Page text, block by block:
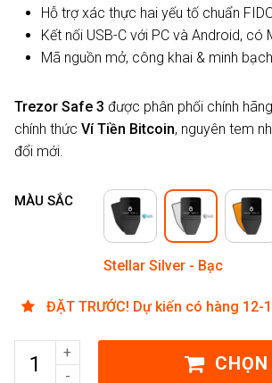
Hỗ trợ xác thực hai yếu tố chuẩn
Kết nối USB-C với PC và Android, có
Mã nguồn mở, công khai & minh bạch.
Trezor Safe 3 được phân phối chính
chính thức Ví Tiền Bitcoin, nguyên tem
đổi mới.
MÀU SẮC
Stellar Silver - Bạc
ĐẶT TRƯỚC! Dự kiến có hàng 12-
lượng